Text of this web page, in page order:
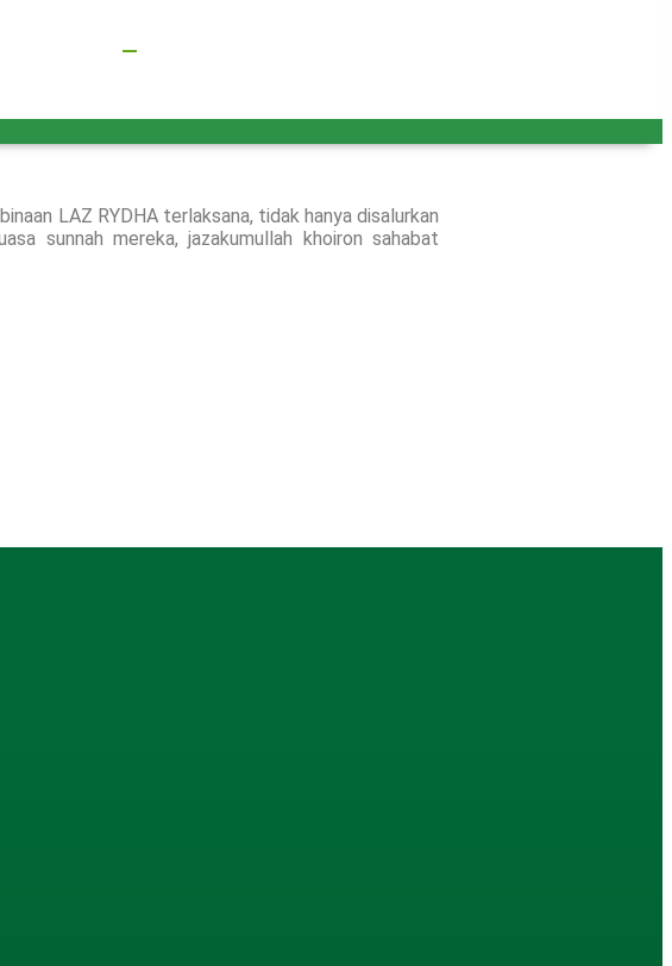
LAZ RYDHA terlaksana, tidak hanya disalurkan
sunnah mereka, jazakumullah khoiron sahabat